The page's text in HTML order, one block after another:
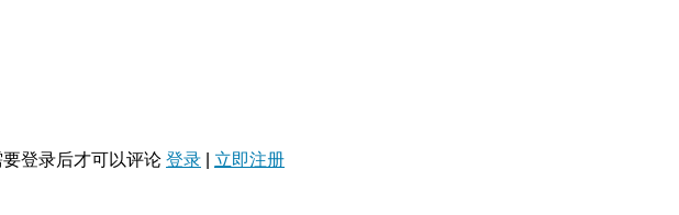
登录后才可以评论 登录 立即注册